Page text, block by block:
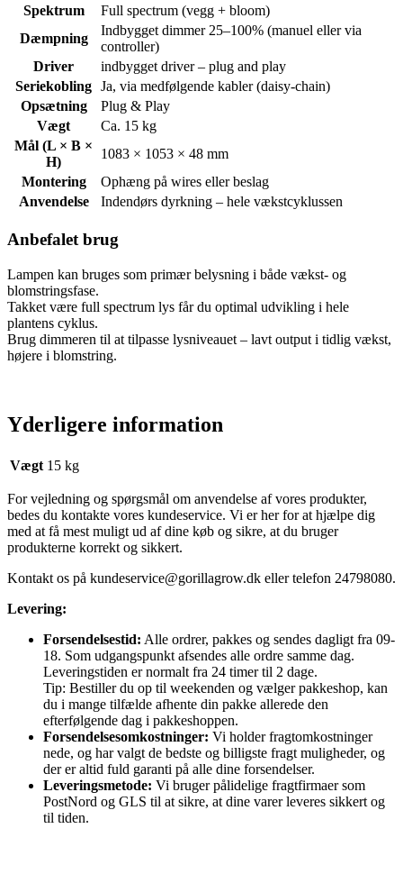
Spektrum
Full spectrum (vegg + bloom)
Dæmpning
Indbygget dimmer 25–100% (manuel eller via
controller)
Driver
indbygget driver – plug and play
Seriekobling Ja, via medfølgende kabler (daisy-chain)
Opsætning
Plug & Play
Vægt
Ca. 15 kg
Mål (L × B ×
H)
1083 × 1053 × 48 mm
Montering
Ophæng på wires eller beslag
Anvendelse
Indendørs dyrkning – hele vækstcyklussen
Anbefalet brug
Lampen kan bruges som primær belysning i både vækst- og
blomstringsfase.
Takket være full spectrum lys får du optimal udvikling i hele
plantens cyklus.
Brug dimmeren til at tilpasse lysniveauet – lavt output i tidlig vækst,
højere i blomstring.
Yderligere information
Vægt 15 kg
For vejledning og spørgsmål om anvendelse af vores produkter,
bedes du kontakte vores kundeservice. Vi er her for at hjælpe dig
med at få mest muligt ud af dine køb og sikre, at du bruger
produkterne korrekt og sikkert.
Kontakt os på kundeservice@gorillagrow.dk eller telefon 24798080.
Levering:
Forsendelsestid: Alle ordrer, pakkes og sendes dagligt fra 09-
18. Som udgangspunkt afsendes alle ordre samme dag.
Leveringstiden er normalt fra 24 timer til 2 dage.
Tip: Bestiller du op til weekenden og vælger pakkeshop, kan
du i mange tilfælde afhente din pakke allerede den
efterfølgende dag i pakkeshoppen.
Forsendelsesomkostninger: Vi holder fragtomkostninger
nede, og har valgt de bedste og billigste fragt muligheder, og
der er altid fuld garanti på alle dine forsendelser.
Leveringsmetode: Vi bruger pålidelige fragtfirmaer som
PostNord og GLS til at sikre, at dine varer leveres sikkert og
til tiden.